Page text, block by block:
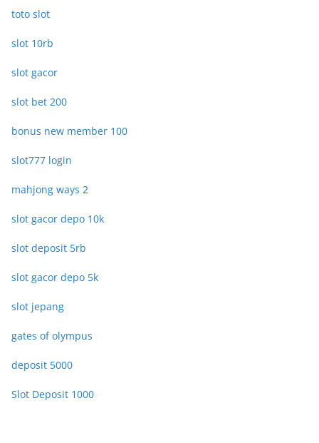
toto slot
slot 10rb
slot gacor
slot bet 200
bonus new member 100
slot777 login
mahjong ways 2
slot gacor depo 10k
slot deposit 5rb
slot gacor depo 5k
slot jepang
gates of olympus
deposit 5000
Slot Deposit 1000